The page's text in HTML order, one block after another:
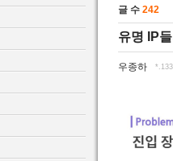
글 수 242
유명 IP
우종하